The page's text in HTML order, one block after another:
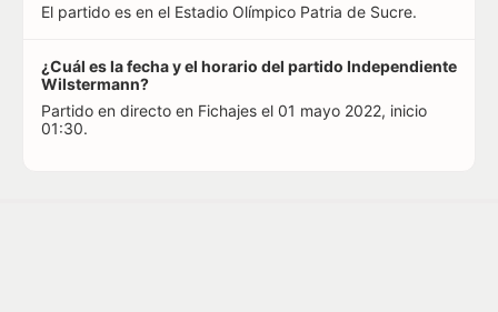
El partido es en el Estadio Olímpico Patria de Sucre.
¿Cuál es la fecha y el horario del partido Independiente
Wilstermann?
Partido en directo en Fichajes el 01 mayo 2022, inicio
01:30.